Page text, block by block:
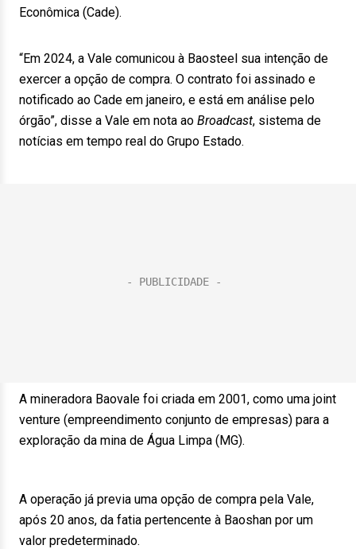
Econômica (Cade).
“Em 2024, a Vale comunicou à Baosteel sua intenção de
exercer a opção de compra. O contrato foi assinado e
notificado ao Cade em janeiro, e está em análise pelo
órgão”, disse a Vale em nota ao Broadcast, sistema de
notícias em tempo real do Grupo Estado.
A mineradora Baovale foi criada em 2001, como uma joint
venture (empreendimento conjunto de empresas) para a
exploração da mina de Água Limpa (MG).
A operação já previa uma opção de compra pela Vale,
após 20 anos, da fatia pertencente à Baoshan por um
valor predeterminado.